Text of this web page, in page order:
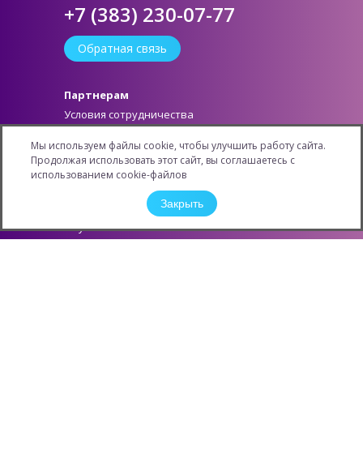
+7 (383) 230-07-77
Обратная связь
Партнерам
Условия сотрудничества
Как стать партнером
Личный кабинет
Информация
Обучение
Конкурсы и Акции
Мы используем файлы cookie, чтобы улучшить работу сайта.
Продолжая использовать этот сайт, вы соглашаетесь с
использованием cookie-файлов
Закрыть